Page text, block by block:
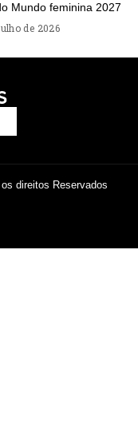
Mundo feminina 2027
de 2026
direitos Reservados